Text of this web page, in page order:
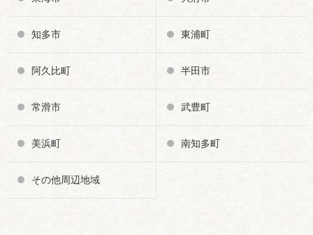
知多市 東浦町
阿久比町 半田市
常滑市 武豊町
美浜町 南知多町
その他周辺地域